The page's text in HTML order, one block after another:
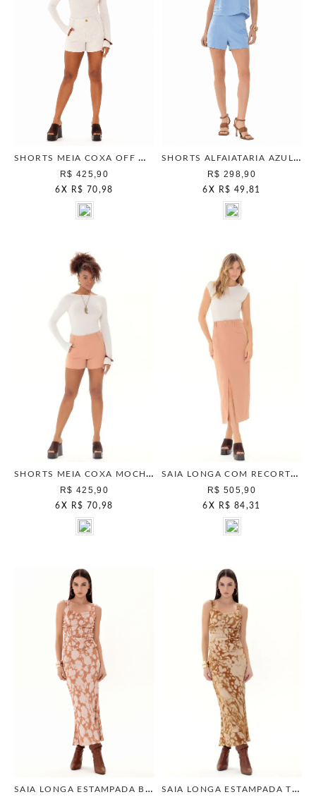
SHORTS MEIA COXA OFF WHITE
R$ 425,90
6 X R$ 70,98
SHORTS ALFAIATARIA AZUL TRANQUILO
R$ 298,90
6 X R$ 49,81
SHORTS MEIA COXA MOCHA MOUSSE
R$ 425,90
6 X R$ 70,98
SAIA LONGA COM RECORTES MOCHA MOUSSE
R$ 505,90
6 X R$ 84,31
SAIA LONGA ESTAMPADA BEGE ESCANDINAVO
SAIA LONGA ESTAMPADA TERRACOTA